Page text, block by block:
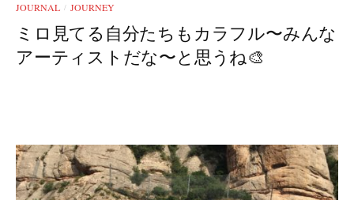
JOURNAL / JOURNEY
ミロ見てる自分たちもカラフル〜みんな
アーティストだな〜と思うね🎨